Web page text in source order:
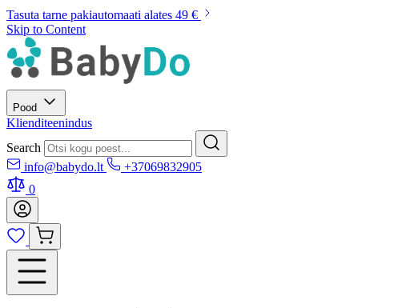
Tasuta tarne pakiautomaati alates 49 €
Skip to Content
Pood
Klienditeenindus
Search
info@babydo.lt
+37069832905
0